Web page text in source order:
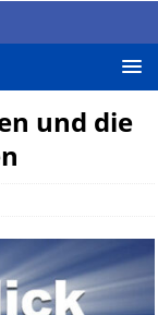
und die